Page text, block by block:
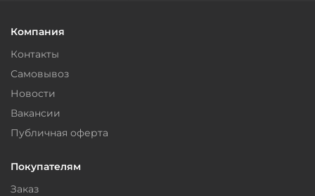
Компания
Контакты
Самовывоз
Новости
Вакансии
Публичная оферта
Покупателям
Заказ